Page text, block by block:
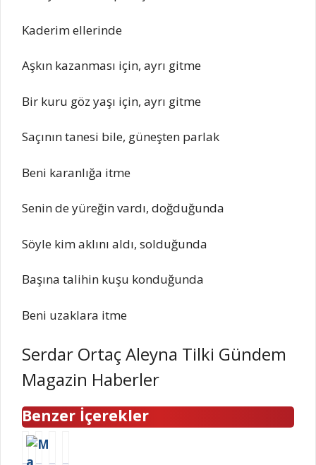
Kaderim ellerinde
Aşkın kazanması için, ayrı gitme
Bir kuru göz yaşı için, ayrı gitme
Saçının tanesi bile, güneşten parlak
Beni karanlığa itme
Senin de yüreğin vardı, doğduğunda
Söyle kim aklını aldı, solduğunda
Başına talihin kuşu konduğunda
Beni uzaklara itme
Serdar Ortaç Aleyna Tilki Gündem
Magazin Haberler
Benzer İçerekler
M E